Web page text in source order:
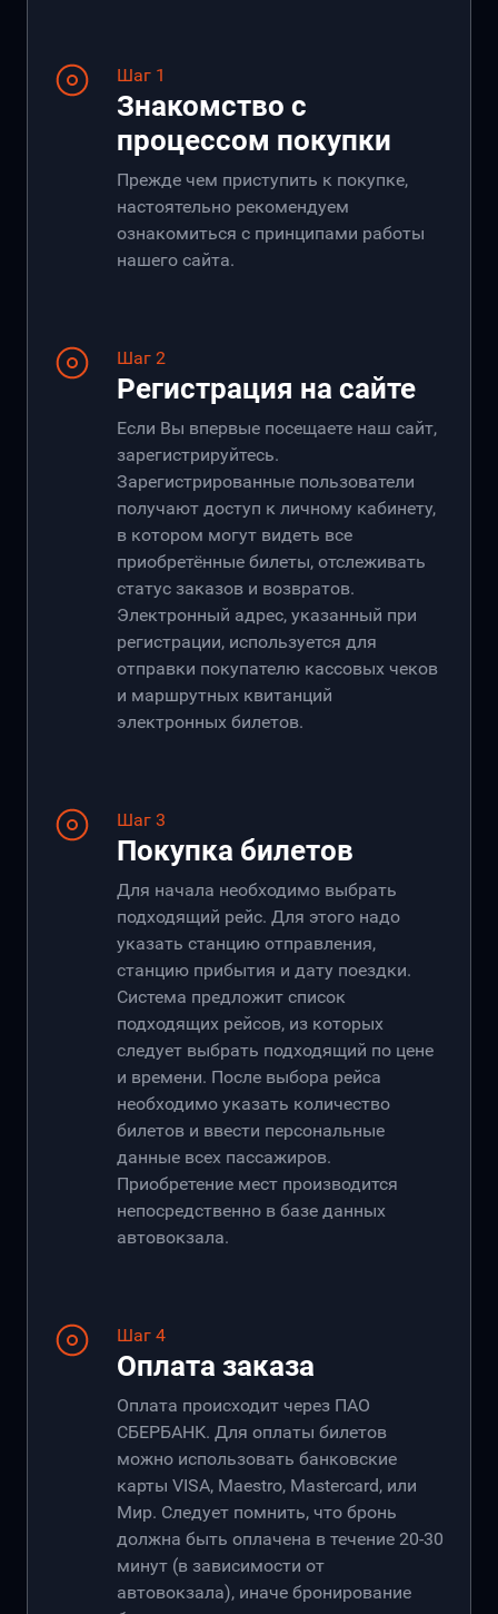
Шаг 1
Знакомство с
процессом покупки
Прежде чем приступить к покупке,
настоятельно рекомендуем
ознакомиться с принципами работы
нашего сайта.
Шаг 2
Регистрация на сайте
Если Вы впервые посещаете наш сайт,
зарегистрируйтесь.
Зарегистрированные пользователи
получают доступ к личному кабинету,
в котором могут видеть все
приобретённые билеты, отслеживать
статус заказов и возвратов.
Электронный адрес, указанный при
регистрации, используется для
отправки покупателю кассовых чеков
и маршрутных квитанций
электронных билетов.
Шаг 3
Покупка билетов
Для начала необходимо выбрать
подходящий рейс. Для этого надо
указать станцию отправления,
станцию прибытия и дату поездки.
Система предложит список
подходящих рейсов, из которых
следует выбрать подходящий по цене
и времени. После выбора рейса
необходимо указать количество
билетов и ввести персональные
данные всех пассажиров.
Приобретение мест производится
непосредственно в базе данных
автовокзала.
Шаг 4
Оплата заказа
Оплата происходит через ПАО
СБЕРБАНК. Для оплаты билетов
можно использовать банковские
карты VISA, Maestro, Mastercard, или
Мир. Следует помнить, что бронь
должна быть оплачена в течение 20-30
минут (в зависимости от
автовокзала), иначе бронирование